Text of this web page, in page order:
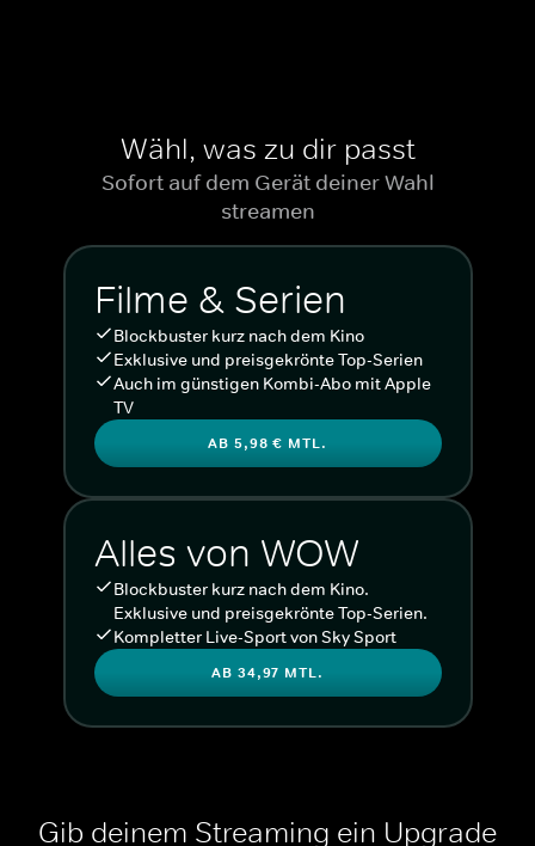
Wähl, was zu dir passt
Sofort auf dem Gerät deiner Wahl
streamen
Filme & Serien
Blockbuster kurz nach dem Kino
Exklusive und preisgekrönte Top-Serien
Auch im günstigen Kombi-Abo mit Apple
TV
AB 5,98 € MTL.
Alles von WOW
Blockbuster kurz nach dem Kino.
Exklusive und preisgekrönte Top-Serien.
Kompletter Live-Sport von Sky Sport
AB 34,97 MTL.
Gib deinem Streaming ein Upgrade